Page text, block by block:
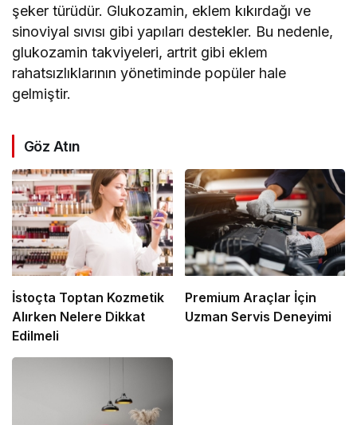
şeker türüdür. Glukozamin, eklem kıkırdağı ve
sinoviyal sıvısı gibi yapıları destekler. Bu nedenle,
glukozamin takviyeleri, artrit gibi eklem
rahatsızlıklarının yönetiminde popüler hale
gelmiştir.
Göz Atın
İstoçta Toptan Kozmetik
Alırken Nelere Dikkat
Edilmeli
Premium Araçlar İçin
Uzman Servis Deneyimi